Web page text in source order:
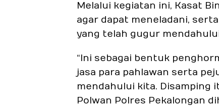
Melalui kegiatan ini, Kasat
agar dapat meneladani,
yang telah gugur
“Ini sebagai bentuk
jasa para pahlawan serta
mendahului kita. Disamping
Polwan Polres Pekalongan